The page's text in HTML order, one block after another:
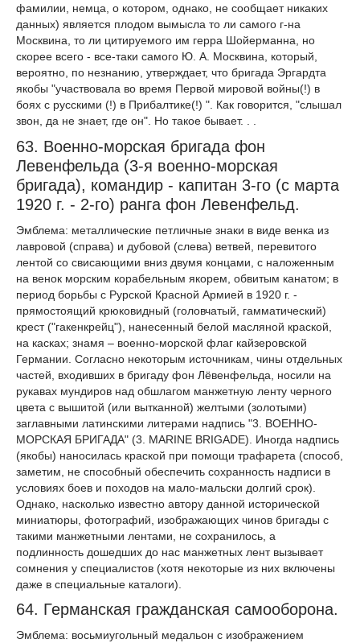
фамилии, немца, о котором, однако, не сообщает никаких
данных) является плодом вымысла то ли самого г-на
Москвина, то ли цитируемого им герра Шойерманна, но
скорее всего - все-таки самого Ю. А. Москвина, который,
вероятно, по незнанию, утверждает, что бригада Эргардта
якобы "участвовала во время Первой мировой войны(!) в
боях с русскими (!) в Прибалтике(!) ". Как говорится, "слышал
звон, да не знает, где он". Но такое бывает. . .
63. Военно-морская бригада фон
Левенфельда (3-я военно-морская
бригада), командир - капитан 3-го (с марта
1920 г. - 2-го) ранга фон Левенфельд.
Эмблема: металлические петличные знаки в виде венка из
лавровой (справа) и дубовой (слева) ветвей, перевитого
лентой со свисающими вниз двумя концами, с наложенным
на венок морским корабельным якорем, обвитым канатом; в
период борьбы с Рурской Красной Армией в 1920 г. -
прямостоящий крюковидный (головчатый, гамматический)
крест ("гакенкрейц"), нанесенный белой масляной краской,
на касках; знамя – военно-морской флаг кайзеровской
Германии. Согласно некоторым источникам, чины отдельных
частей, входивших в бригаду фон Лёвенфельда, носили на
рукавах мундиров над обшлагом манжетную ленту черного
цвета с вышитой (или вытканной) желтыми (золотыми)
заглавными латинскими литерами надпись "3. ВОЕННО-
МОРСКАЯ БРИГАДА" (3. MARINE BRIGADE). Иногда надпись
(якобы) наносилась краской при помощи трафарета (способ,
заметим, не способный обеспечить сохранность надписи в
условиях боев и походов на мало-мальски долгий срок).
Однако, насколько известно автору данной исторической
миниатюры, фотографий, изображающих чинов бригады с
такими манжетными лентами, не сохранилось, а
подлинность дошедших до нас манжетных лент вызывает
сомнения у специалистов (хотя некоторые из них включены
даже в специальные каталоги).
64. Германская гражданская самооборона.
Эмблема: восьмиугольный медальон с изображением